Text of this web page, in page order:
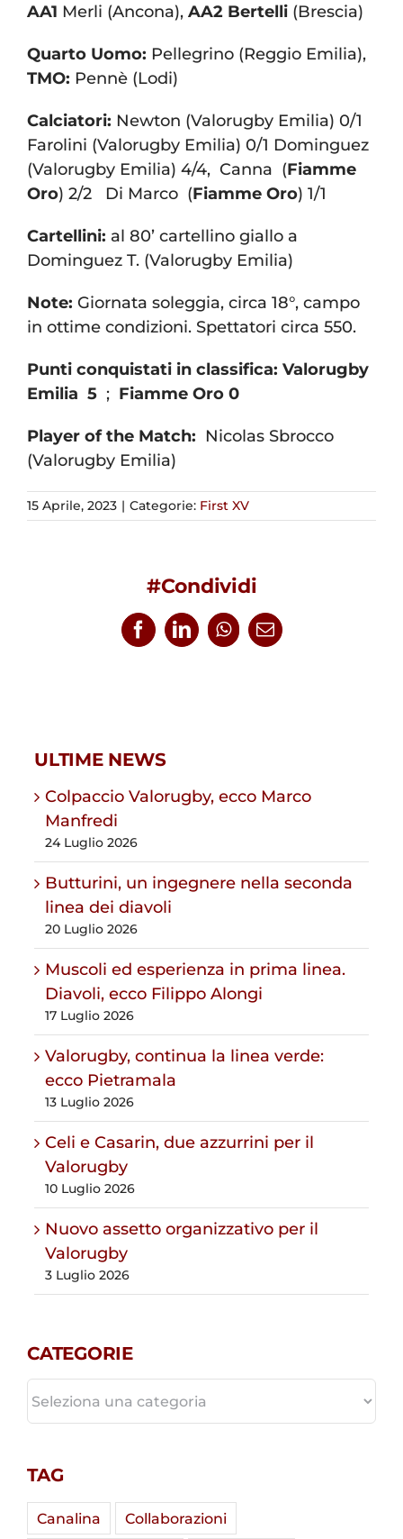
AA1 Merli (Ancona), AA2 Bertelli (Brescia)
Quarto Uomo: Pellegrino (Reggio Emilia),
TMO: Pennè (Lodi)
Calciatori: Newton (Valorugby Emilia) 0/1
Farolini (Valorugby Emilia) 0/1 Dominguez
(Valorugby Emilia) 4/4, Canna (Fiamme
Oro) 2/2 Di Marco (Fiamme Oro) 1/1
Cartellini: al 80’ cartellino giallo a
Dominguez T. (Valorugby Emilia)
Note: Giornata soleggia, circa 18°, campo
in ottime condizioni. Spettatori circa 550.
Punti conquistati in classifica: Valorugby
Emilia 5 ; Fiamme Oro 0
Player of the Match: Nicolas Sbrocco
(Valorugby Emilia)
15 Aprile, 2023 | Categorie: First XV
#Condividi
FacebookLinkedInWhatsApp
Email
ULTIME NEWS
Colpaccio Valorugby, ecco Marco
Manfredi
24 Luglio 2026
Butturini, un ingegnere nella seconda
linea dei diavoli
20 Luglio 2026
Muscoli ed esperienza in prima linea.
Diavoli, ecco Filippo Alongi
17 Luglio 2026
Valorugby, continua la linea verde:
ecco Pietramala
13 Luglio 2026
Celi e Casarin, due azzurrini per il
Valorugby
10 Luglio 2026
Nuovo assetto organizzativo per il
Valorugby
3 Luglio 2026
CATEGORIE
TAG
Canalina Collaborazioni